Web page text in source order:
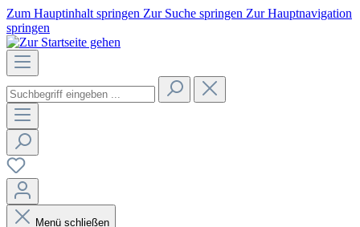
Zum Hauptinhalt springen Zur Suche springen Zur Hauptnavigation
springen
Menü schließen